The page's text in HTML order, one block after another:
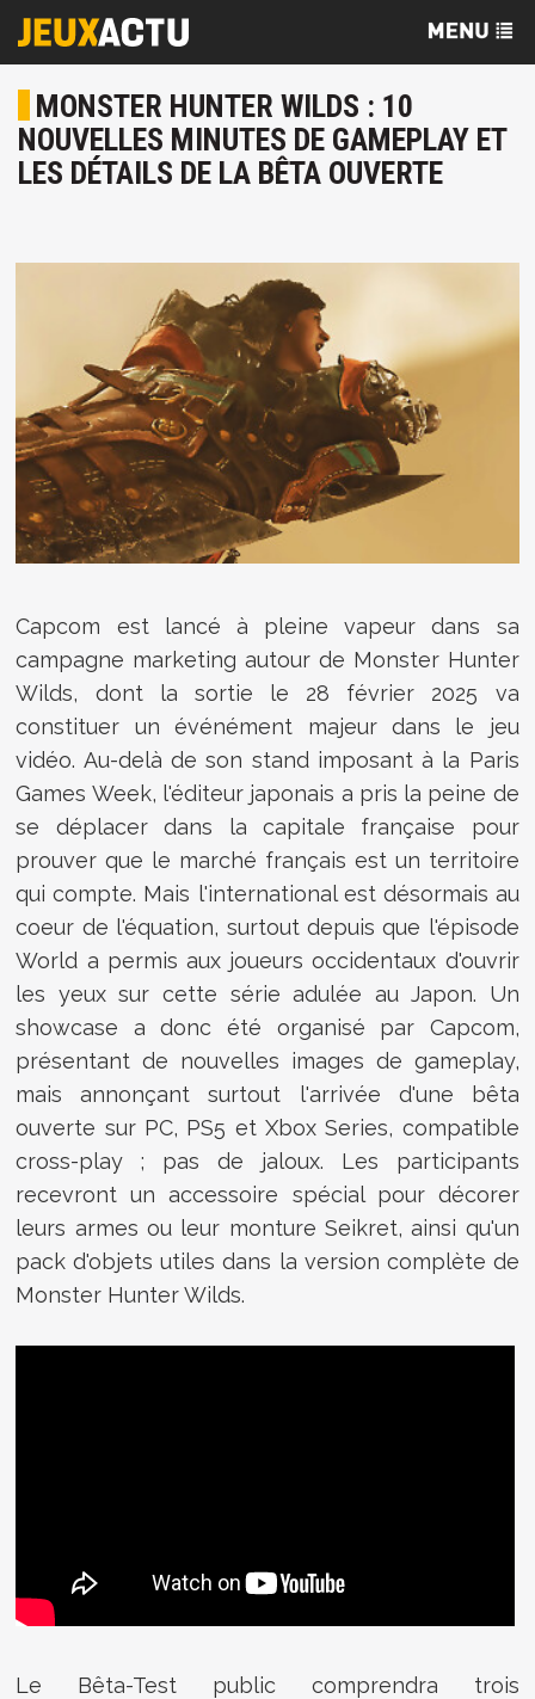
MONSTER HUNTER WILDS : 10
NOUVELLES MINUTES DE GAMEPLAY ET
LES DÉTAILS DE LA BÊTA OUVERTE
Capcom est lancé à pleine vapeur dans sa
campagne marketing autour de Monster Hunter
Wilds, dont la sortie le 28 février 2025 va
constituer un événément majeur dans le jeu
vidéo. Au-delà de son stand imposant à la Paris
Games Week, l'éditeur japonais a pris la peine de
se déplacer dans la capitale française pour
prouver que le marché français est un territoire
qui compte. Mais l'international est désormais au
coeur de l'équation, surtout depuis que l'épisode
World a permis aux joueurs occidentaux d'ouvrir
les yeux sur cette série adulée au Japon. Un
showcase a donc été organisé par Capcom,
présentant de nouvelles images de gameplay,
mais annonçant surtout l'arrivée d'une bêta
ouverte sur PC, PS5 et Xbox Series, compatible
cross-play ; pas de jaloux. Les participants
recevront un accessoire spécial pour décorer
leurs armes ou leur monture Seikret, ainsi qu'un
pack d'objets utiles dans la version complète de
Monster Hunter Wilds.
Le Bêta-Test public comprendra trois